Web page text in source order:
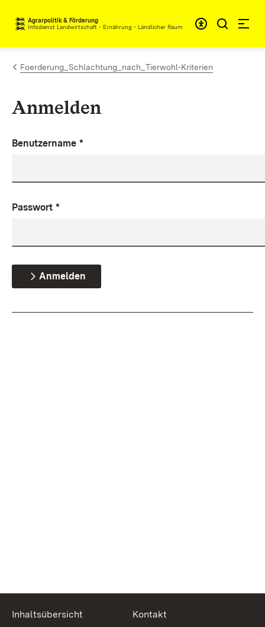
Zum Inhalt springen
Agrarpolitik & Förderung
Infodienst Landwirtschaft - Ernährung - Ländlicher Raum
Foerderung_Schlachtung_nach_Tierwohl-Kriterien
Anmelden
Benutzername *
Passwort *
Anmelden
Inhaltsübersicht
Kontakt